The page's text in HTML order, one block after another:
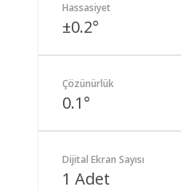
Hassasiyet
±0.2°
Çözünürlük
0.1°
Dijital Ekran Sayısı
1 Adet